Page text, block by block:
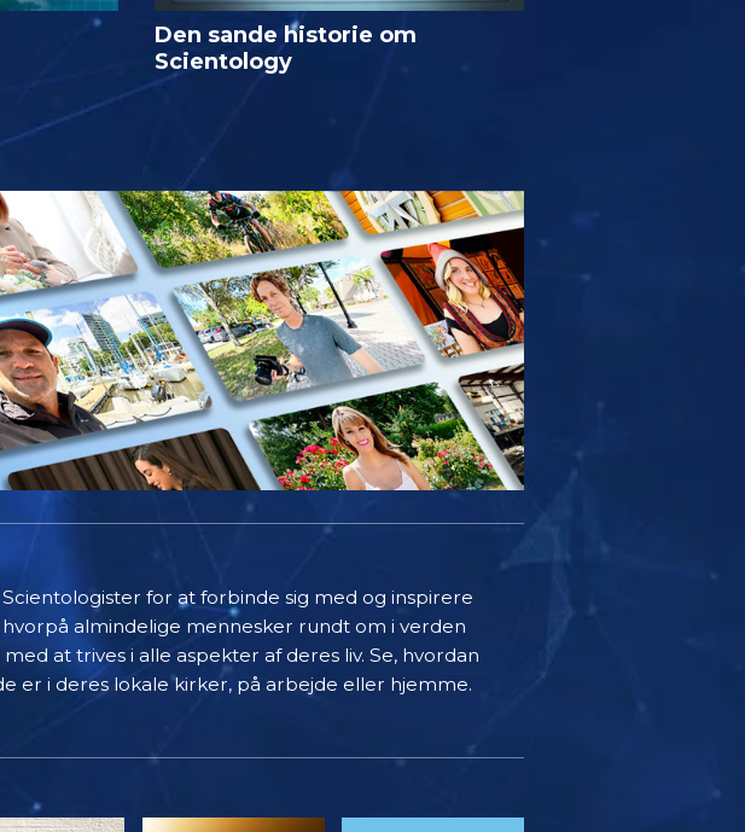
Den sande historie om
Scientology
for at forbinde sig med og inspirere
almindelige mennesker rundt om i verden
at trives i alle aspekter af deres liv. Se, hvordan
er i deres lokale kirker, på arbejde eller hjemme.